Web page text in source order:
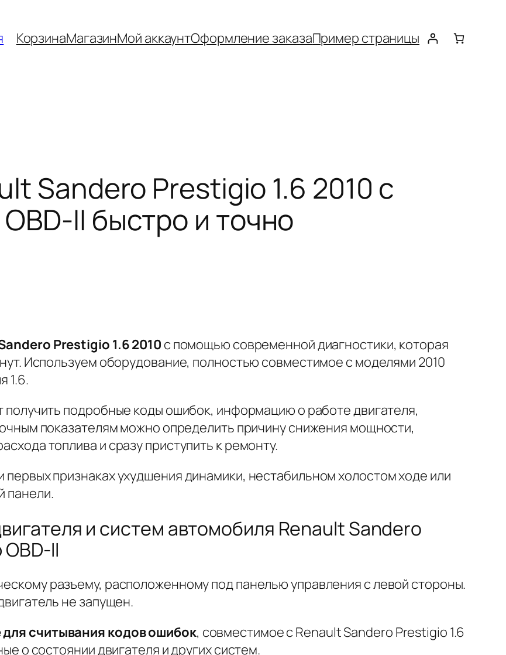
КорзинаМагазинМой аккаунтОформление заказаПример страницы
Sandero Prestigio 1.6 2010 с
II быстро и точно
Prestigio 1.6 2010 с помощью современной диагностики, которая
Используем оборудование, полностью совместимое с моделями 2010
1.6.
получить подробные коды ошибок, информацию о работе двигателя,
показателям можно определить причину снижения мощности,
топлива и сразу приступить к ремонту.
признаках ухудшения динамики, нестабильном холостом ходе или
панели.
и систем автомобиля Renault Sandero
II
разъему, расположенному под панелью управления с левой стороны.
не запущен.
считывания кодов ошибок, совместимое с Renault Sandero Prestigio 1.6
о состоянии двигателя и других систем.